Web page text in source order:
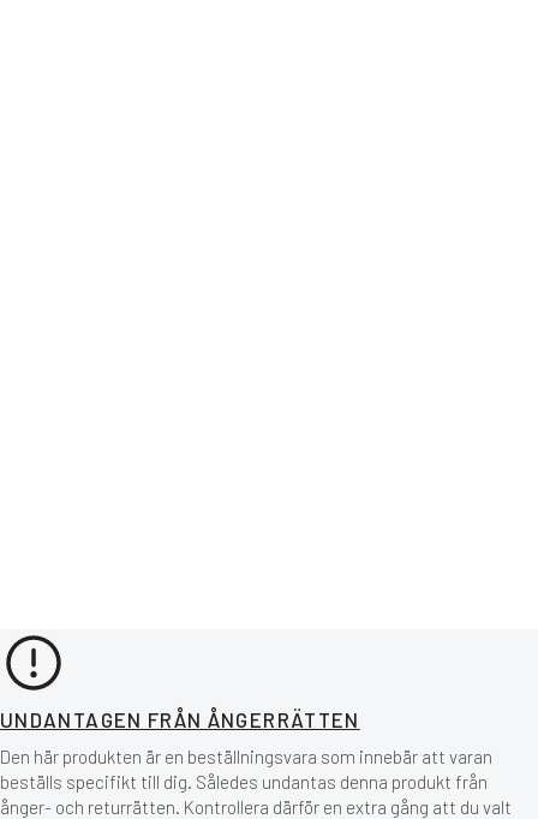
UNDANTAGEN FRÅN ÅNGERRÄTTEN
Den här produkten är en beställningsvara som innebär att varan
beställs specifikt till dig. Således undantas denna produkt från
ånger- och returrätten. Kontrollera därför en extra gång att du valt